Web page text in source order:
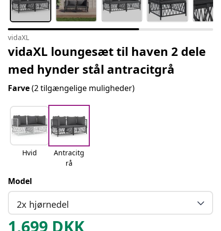
vidaXL
vidaXL loungesæt til haven 2 dele
med hynder stål antracitgrå
Farve(2 tilgængelige muligheder)
Hvid
Antracitg
rå
Model
2x hjørnedel
1,699 DKK